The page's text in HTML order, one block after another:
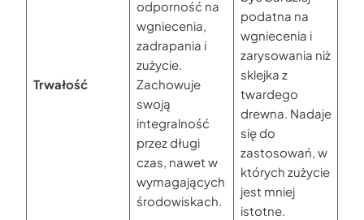
Trwałość
odporność na
wgniecenia,
zadrapania i
zużycie.
Zachowuje
swoją
integralność
przez długi
czas, nawet w
wymagających
środowiskach.
podatna na
wgniecenia i
zarysowania niż
sklejka z
twardego
drewna. Nadaje
się do
zastosowań, w
których zużycie
jest mniej
istotne.